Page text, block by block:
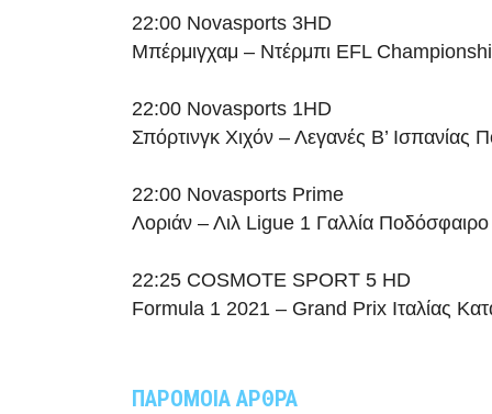
22:00 Novasports 3HD
Μπέρμιγχαμ – Ντέρμπι EFL
22:00 Novasports 1HD
Σπόρτινγκ Χιχόν – Λεγανές Β’ Ισπανίας
22:00 Novasports Prime
Λοριάν – Λιλ Ligue 1 Γαλλία Ποδόσφαιρο
22:25 COSMOTE SPORT 5 HD
Formula 1 2021 – Grand Prix Ιταλίας
ΠΑΡΟΜΟΙΑ ΑΡΘΡΑ